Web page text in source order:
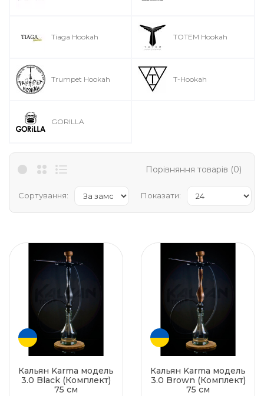
Tiaga Hookah TOTEM Hookah
Trumpet Hookah T-Hookah
GORILLA
Порівняння товарів (0)
Сортування: Показати:
Кальян Karma модель
3.0 Black (Комплект)
75 см
Кальян Karma модель
3.0 Brown (Комплект)
75 см